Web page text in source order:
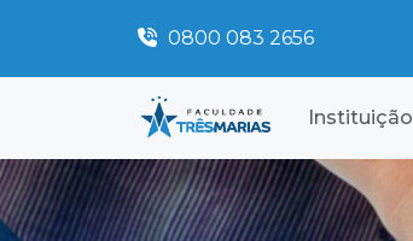
0800 083 2656
Instituição